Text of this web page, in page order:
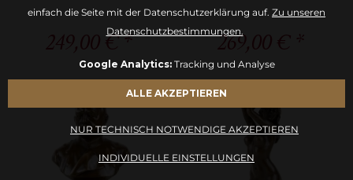
249,00 € * 269,00 € *
einfach die Seite mit der Datenschutzerklärung auf. Zu unseren
Datenschutzbestimmungen.
Google Analytics:Tracking und Analyse
INDIVIDUELLE EINSTELLUNGEN
NUR TECHNISCH NOTWENDIGE AKZEPTIEREN
ALLE AKZEPTIEREN